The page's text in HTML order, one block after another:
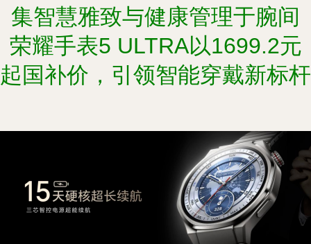
集智慧雅致与健康管理于腕间
荣耀手表5 ULTRA以1699.2元
起国补价，引领智能穿戴新标杆